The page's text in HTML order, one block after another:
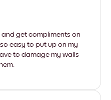
and get compliments on
easy to put up on my
to damage my walls